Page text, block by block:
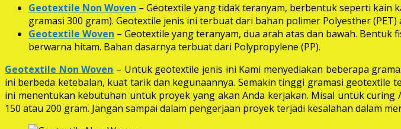
Geotextile Non Woven – Geotextile yang tidak teranyam, berbentuk seperti
gramasi 300 gram). Geotextile jenis ini terbuat dari bahan polimer Polyesther (PET)
Geotextile Woven – Geotextile yang teranyam, dua arah atas dan bawah.
berwarna hitam. Bahan dasarnya terbuat dari Polypropylene (PP).
Geotextile Non Woven – Untuk geotextile jenis ini Kami menyediakan beberapa
ini berbeda ketebalan, kuat tarik dan kegunaannya. Semakin tinggi gramasi
ini menentukan kebutuhan untuk proyek yang akan Anda kerjakan. Misal untuk
150 atau 200 gram. Jangan sampai dalam pengerjaan proyek terjadi kesalahan dalam